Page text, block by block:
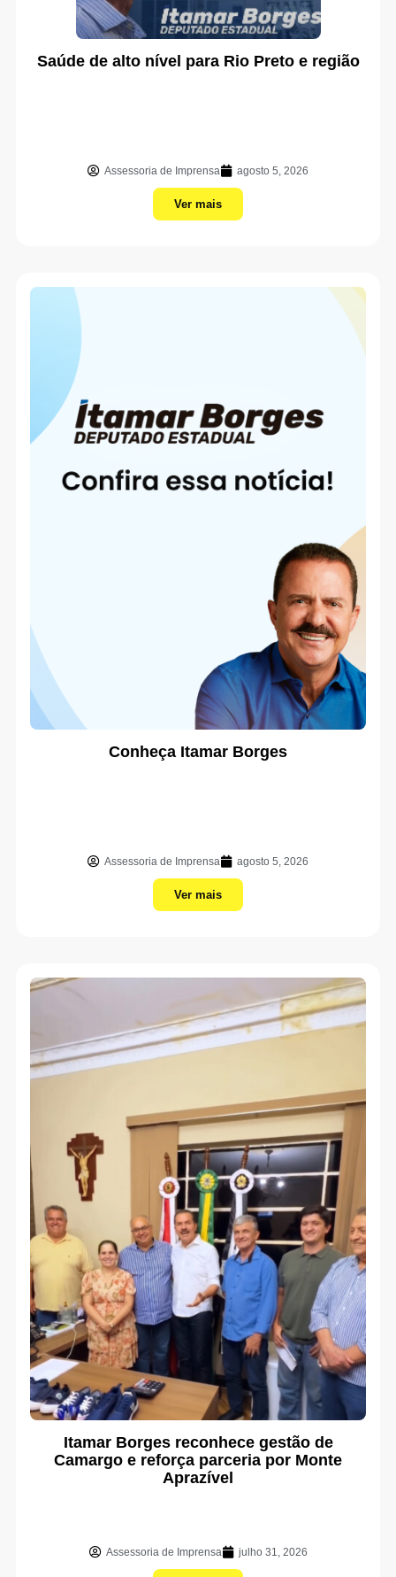
Saúde de alto nível para Rio Preto e região
Assessoria de Imprensa agosto 5, 2026
Ver mais
Conheça Itamar Borges
Assessoria de Imprensa agosto 5, 2026
Ver mais
Itamar Borges reconhece gestão de
Camargo e reforça parceria por Monte
Aprazível
Assessoria de Imprensa julho 31, 2026